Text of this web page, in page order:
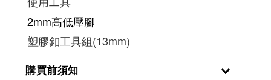
2mm高低壓腳
塑膠釦工具組(13mm)
購買前須知